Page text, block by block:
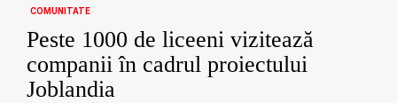
COMUNITATE
Peste 1000 de liceeni vizitează
companii în cadrul proiectului
Joblandia